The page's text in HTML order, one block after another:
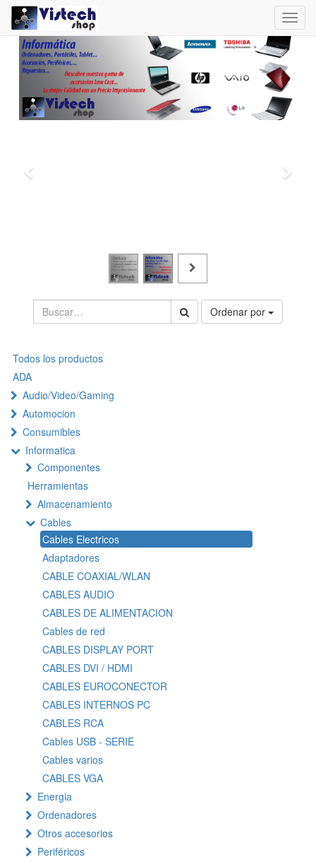
Ordenar por
Todos los productos
ADA
Audio/Video/Gaming
Automocion
Consumibles
Informatica
Componentes
Herramientas
Almacenamiento
Cables
Cables Electricos
Adaptadores
CABLE COAXIAL/WLAN
CABLES AUDIO
CABLES DE ALIMENTACION
Cables de red
CABLES DISPLAY PORT
CABLES DVI / HDMI
CABLES EUROCONECTOR
CABLES INTERNOS PC
CABLES RCA
Cables USB - SERIE
Cables varios
CABLES VGA
Energia
Ordenadores
Otros accesorios
Periféricos